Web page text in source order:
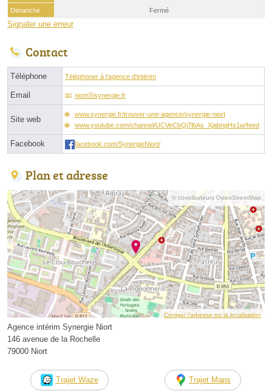
Dimanche
Fermé
Signaler une erreur
Contact
Téléphone Téléphoner à l'agence d'intérim
Email niortⓐsynergie.fr
Site web
www.synergie.fr/trouver-une-agence/synergie-niort
www.youtube.com/channel/UCVeCbQj7lbAs_XjabngHs1w/feed
Facebook facebook.com/SynergieNiort/
Plan et adresse
© contributeurs OpenStreetMap
Corriger l’adresse ou la localisation
Agence intérim Synergie Niort
146 avenue de la Rochelle
79000 Niort
Trajet Waze Trajet Maps